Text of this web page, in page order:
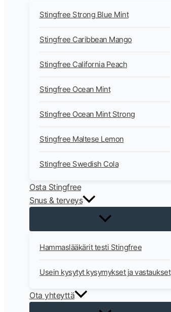
Stingfree Strong Blue Mint
Stingfree Caribbean Mango
Stingfree California Peach
Stingfree Ocean Mint
Stingfree Ocean Mint Strong
Stingfree Maltese Lemon
Stingfree Swedish Cola
Osta Stingfree
Snus & terveys
Hammaslääkärit testi Stingfree
Usein kysytyt kysymykset ja vastaukset
Ota yhteyttä